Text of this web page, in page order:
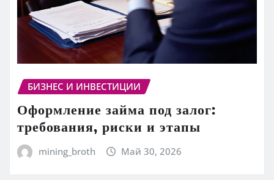
БИЗНЕС И ИНВЕСТИЦИИ
Оформление займа под залог:
требования, риски и этапы
mining_broth Май 30, 2026